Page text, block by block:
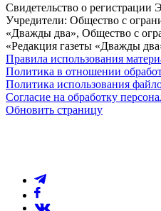
Свидетельство о
Учредители: Общество с
«Дважды два», Общество с
«Редакция газеты «Дважды
Правила использования
Политика в отношении
Политика использования
Согласие на обработку
Обновить страницу